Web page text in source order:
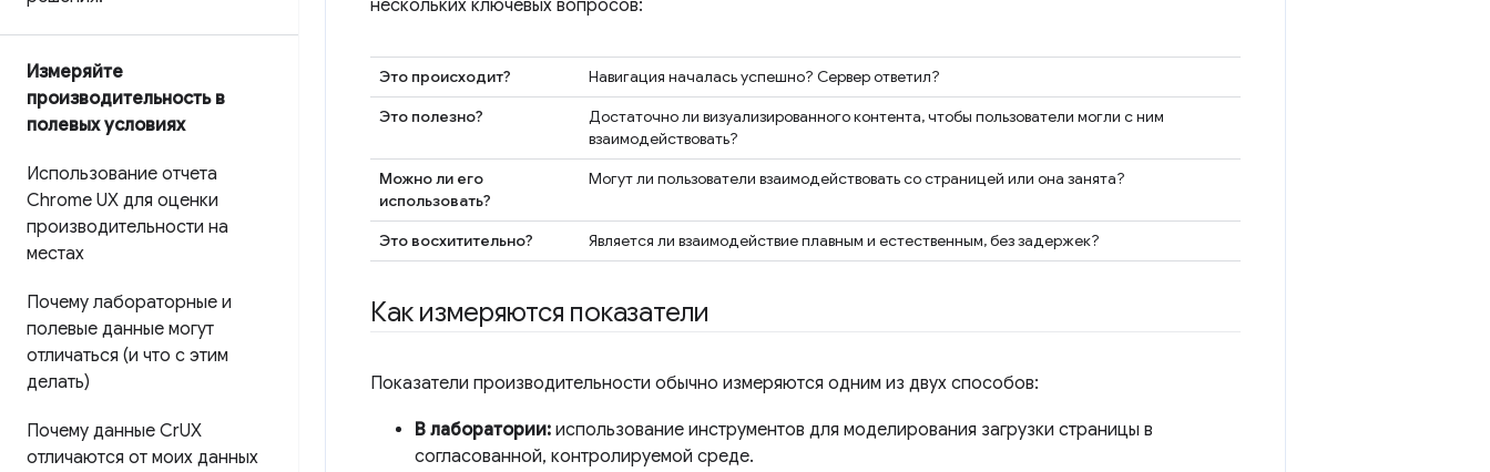
Измеряйте
производительность в
полевых условиях
Использование отчета
Chrome UX для оценки
производительности на
местах
Почему лабораторные и
полевые данные могут
отличаться (и что с этим
делать)
Почему данные CrUX
отличаются от моих данных
нескольких ключевых вопросов:
Это происходит?
Навигация началась успешно? Сервер ответил?
Это полезно?
Достаточно ли визуализированного контента, чтобы пользователи могли с ним
взаимодействовать?
Можно ли его
использовать?
Могут ли пользователи взаимодействовать со страницей или она занята?
Это восхитительно? Является ли взаимодействие плавным и естественным, без задержек?
Как измеряются показатели
Показатели производительности обычно измеряются одним из двух способов:
В лаборатории: использование инструментов для моделирования загрузки страницы в
согласованной, контролируемой среде.